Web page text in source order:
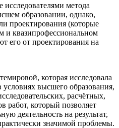
метода
образовании, однако,
проектирования (которые
и квазипрофессиональном
его от проектирования на
которая исследовала
высшего образования,
расчётных,
работ, который позволяет
деятельность на результат,
значимой проблемы.